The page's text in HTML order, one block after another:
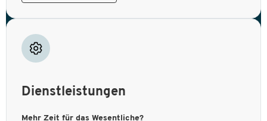
Dienstleistungen
Mehr Zeit für das Wesentliche?